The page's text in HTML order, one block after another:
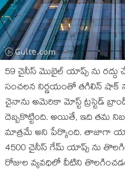
59 చైనీస్ మొబైల్ యాప్స్ ను రద్దు
సంచలన నిర్ణయంతో తగిలిన్ షాక్
చైనాను అమెరికా మోస్ట్ ట్రస్టెడ్
దెబ్బకొట్టింది. అయితే, ఇది తమ
మాత్రమే అని పేర్కొంది. తాజాగా
4500 చైనీస్ గేమ్ యాప్స్ ను
రోజుల వ్యవధిలో వీటిని